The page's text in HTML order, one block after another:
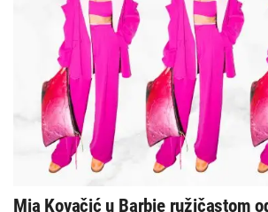
Mia Kovačić u Barbie ružičastom